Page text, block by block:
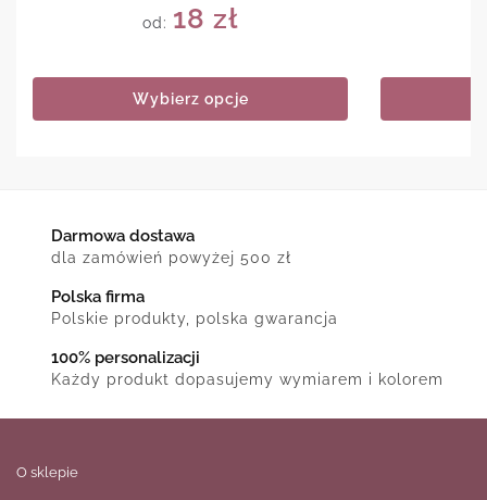
od: 18 zł
Wybierz opcje
Darmowa dostawa
dla zamówień powyżej 500 zł
Polska firma
Polskie produkty, polska gwarancja
100% personalizacji
Każdy produkt dopasujemy wymiarem i kolorem
O sklepie